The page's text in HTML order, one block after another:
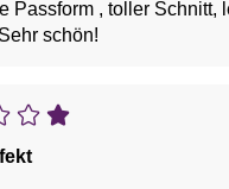
Passform , toller Schnitt,
schön!